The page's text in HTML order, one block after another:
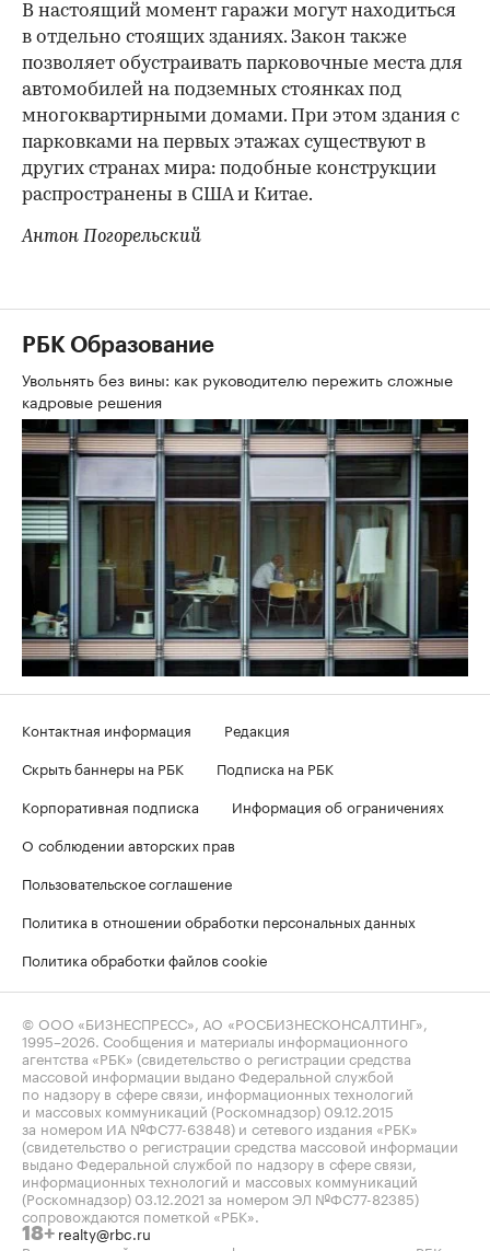
В настоящий момент гаражи могут находиться
в отдельно стоящих зданиях. Закон также
позволяет обустраивать парковочные места для
автомобилей на подземных стоянках под
многоквартирными домами. При этом здания с
парковками на первых этажах существуют в
других странах мира: подобные конструкции
распространены в США и Китае.
Антон Погорельский
РБК Образование
Увольнять без вины: как руководителю пережить сложные
кадровые решения
Контактная информация
Редакция
Скрыть баннеры на РБК
Подписка на РБК
Корпоративная подписка
Информация об ограничениях
О соблюдении авторских прав
Пользовательское соглашение
Политика в отношении обработки персональных данных
Политика обработки файлов cookie
© ООО «БИЗНЕСПРЕСС», АО «РОСБИЗНЕСКОНСАЛТИНГ»,
1995–2026 . Сообщения и материалы информационного
агентства «РБК» (свидетельство о регистрации средства
массовой информации выдано Федеральной службой
по надзору в сфере связи, информационных технологий
и массовых коммуникаций (Роскомнадзор) 09.12.2015
за номером ИА №ФС77-63848) и сетевого издания «РБК»
(свидетельство о регистрации средства массовой информации
выдано Федеральной службой по надзору в сфере связи,
информационных технологий и массовых коммуникаций
(Роскомнадзор) 03.12.2021 за номером ЭЛ №ФС77-82385)
сопровождаются пометкой «РБК».
18+ realty@rbc.ru